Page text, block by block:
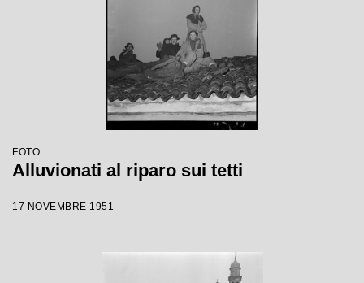
FOTO
Alluvionati al riparo sui tetti
17 NOVEMBRE 1951